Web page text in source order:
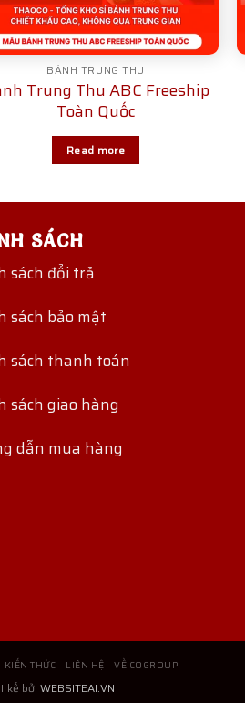
BÁNH TRUNG THU
Trung Thu ABC Freeship
Toàn Quốc
Read more
SÁCH
sách đổi trả
sách bảo mật
sách thanh toán
sách giao hàng
dẫn mua hàng
KIẾN THỨC LIÊN HỆ VỀ COGROUP
kế bởi WEBSITEAI.VN